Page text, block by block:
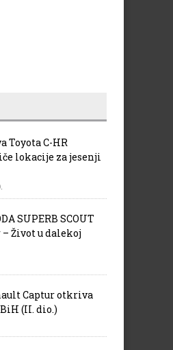
Toyota C-HR
lokacije za jesenji
SUPERB SCOUT
Život u dalekoj
Captur otkriva
(II. dio.)